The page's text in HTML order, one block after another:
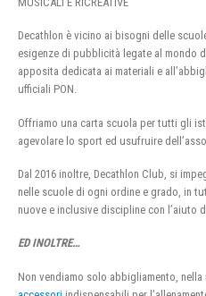
Decathlon è vicino ai bisogni delle
esigenze di pubblicità legate al mondo
apposita dedicata ai materiali e
ufficiali PON.
Offriamo una carta scuola per tutti gli
agevolare lo sport ed usufruire
Dal 2016 inoltre, Decathlon Club, si
nelle scuole di ogni ordine e grado, in
nuove e inclusive discipline con l’aiuto
ED INOLTRE…
Non vendiamo solo abbigliamento,